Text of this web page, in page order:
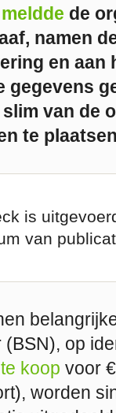
meldde de
namen
en aan
gegevens
van de
te
is
van
op
koop voor
worden